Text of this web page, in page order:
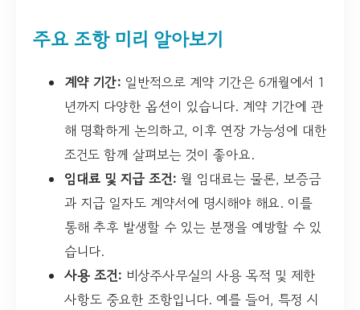
주요 조항 미리 알아보기
계약 기간: 일반적으로 계약 기간은 6개월에서 1
년까지 다양한 옵션이 있습니다. 계약 기간에 관
해 명확하게 논의하고, 이후 연장 가능성에 대한
조건도 함께 살펴보는 것이 좋아요.
임대료 및 지급 조건: 월 임대료는 물론, 보증금
과 지급 일자도 계약서에 명시해야 해요. 이를
통해 추후 발생할 수 있는 분쟁을 예방할 수 있
습니다.
사용 조건: 비상주사무실의 사용 목적 및 제한
사항도 중요한 조항입니다. 예를 들어, 특정 시